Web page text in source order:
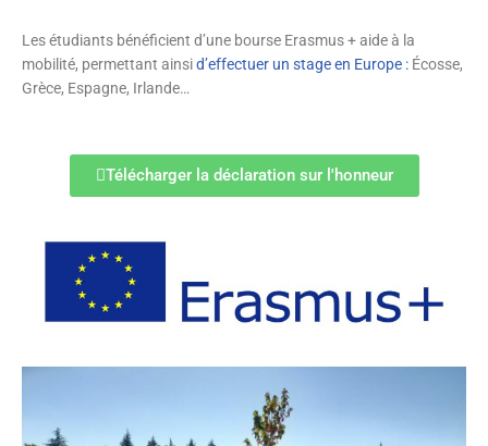
Les étudiants bénéficient d’une bourse Erasmus + aide à la
mobilité, permettant ainsid’effectuer un stage en Europe : Écosse,
Grèce, Espagne, Irlande…
Télécharger la déclaration sur l'honneur